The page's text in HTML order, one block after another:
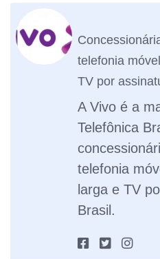
telefonia
TV por
A Vivo é a
Telefônica
telefonia
larga e TV
Brasil.